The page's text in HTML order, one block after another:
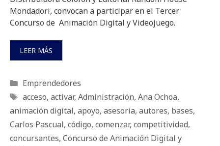
Mondadori, convocan a participar en el Tercer
Concurso de Animación Digital y Videojuego.
LEER MÁS
Categorías
Emprendedores
Etiquetas
acceso, activar, Administración, Ana Ochoa,
animación digital, apoyo, asesoría, autores, bases,
Carlos Pascual, código, comenzar, competitividad,
concursantes, Concurso de Animación Digital y